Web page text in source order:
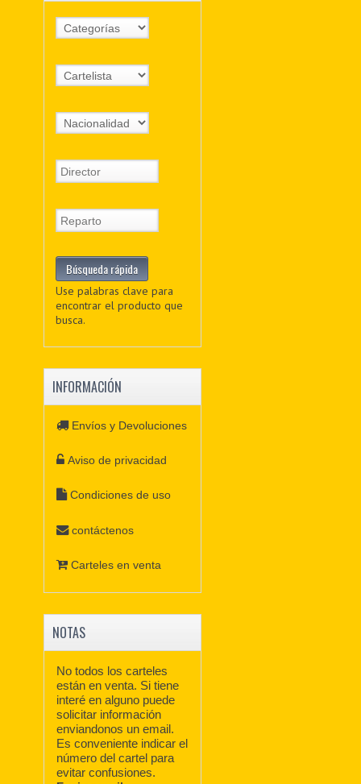
Use palabras clave para
encontrar el producto que
busca.
INFORMACIÓN
Envíos y Devoluciones
Aviso de privacidad
Condiciones de uso
contáctenos
Carteles en venta
NOTAS
No todos los carteles
están en venta. Si tiene
interé en alguno puede
solicitar información
enviandonos un email.
Es conveniente indicar el
número del cartel para
evitar confusiones.